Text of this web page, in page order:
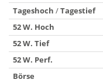
Tageshoch /Tagestief
52 W. Hoch
52 W. Tief
52 W. Perf.
Börse